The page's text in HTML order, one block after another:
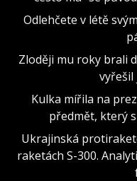
Odlehčete v létě
Zloději mu roky brali
vyřešil
Kulka mířila na
předmět, který
Ukrajinská
raketách S-300.